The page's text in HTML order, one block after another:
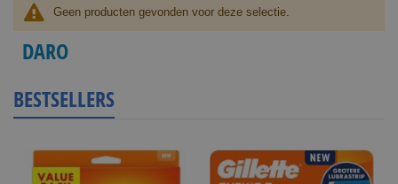
Geen producten gevonden voor deze selectie.
DARO
BESTSELLERS